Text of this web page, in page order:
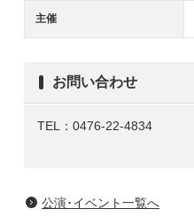
主催
お問い合わせ
TEL：0476-22-4834
公演･イベント一覧へ